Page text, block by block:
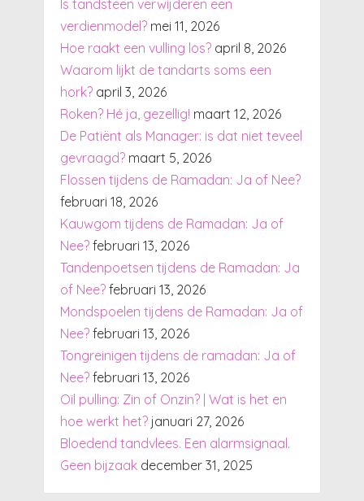
Is tandsteen verwijderen een
verdienmodel? mei 11, 2026
Hoe raakt een vulling los? april 8, 2026
Waarom lijkt de tandarts soms een
hork? april 3, 2026
Roken? Hé ja, gezellig! maart 12, 2026
De Patiënt als Manager: is dat niet teveel
gevraagd? maart 5, 2026
Flossen tijdens de Ramadan: Ja of Nee?
februari 18, 2026
Kauwgom tijdens de Ramadan: Ja of
Nee? februari 13, 2026
Tandenpoetsen tijdens de Ramadan: Ja
of Nee? februari 13, 2026
Mondspoelen tijdens de Ramadan: Ja of
Nee? februari 13, 2026
Tongreinigen tijdens de ramadan: Ja of
Nee? februari 13, 2026
Oil pulling: Zin of Onzin? | Wat is het en
hoe werkt het? januari 27, 2026
Bloedend tandvlees. Een alarmsignaal.
Geen bijzaak december 31, 2025